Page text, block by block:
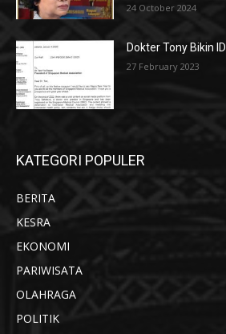
24 October 2024
Dokter Tony Bikin
27 February 2023
KATEGORI POPULER
BERITA
KESRA
EKONOMI
PARIWISATA
OLAHRAGA
POLITIK